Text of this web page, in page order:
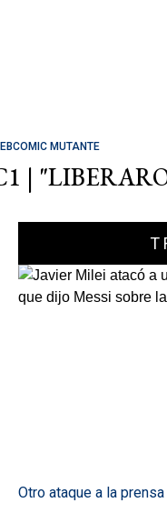
MUTANTE
|
Otro ataque a la prensa